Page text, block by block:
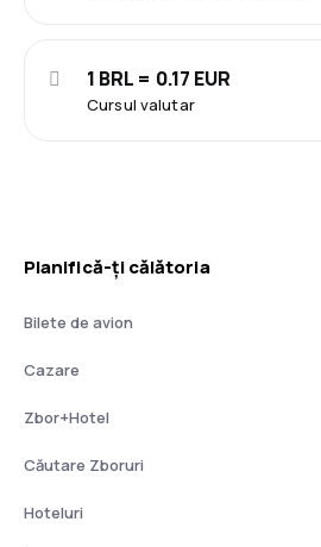
Cursul valutar
1 BRL = 0.17 EUR
Planifică-ți călătoria
Bilete de avion
Cazare
Zbor+Hotel
Căutare Zboruri
Hoteluri